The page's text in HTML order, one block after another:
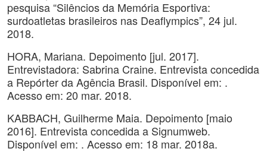
pesquisa “Silêncios da Memória Esportiva:
surdoatletas brasileiros nas Deaflympics”, 24 jul.
2018.
HORA, Mariana. Depoimento [jul. 2017].
Entrevistadora: Sabrina Craine. Entrevista concedida
a Repórter da Agência Brasil. Disponível em: .
Acesso em: 20 mar. 2018.
KABBACH, Guilherme Maia. Depoimento [maio
2016]. Entrevista concedida a Signumweb.
Disponível em: . Acesso em: 18 mar. 2018a.